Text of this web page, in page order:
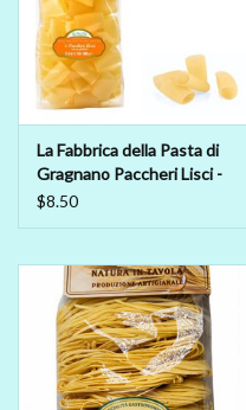
La Fabbrica della Pasta di
Gragnano Paccheri Lisci -
GLUTEN FREE
$8.50